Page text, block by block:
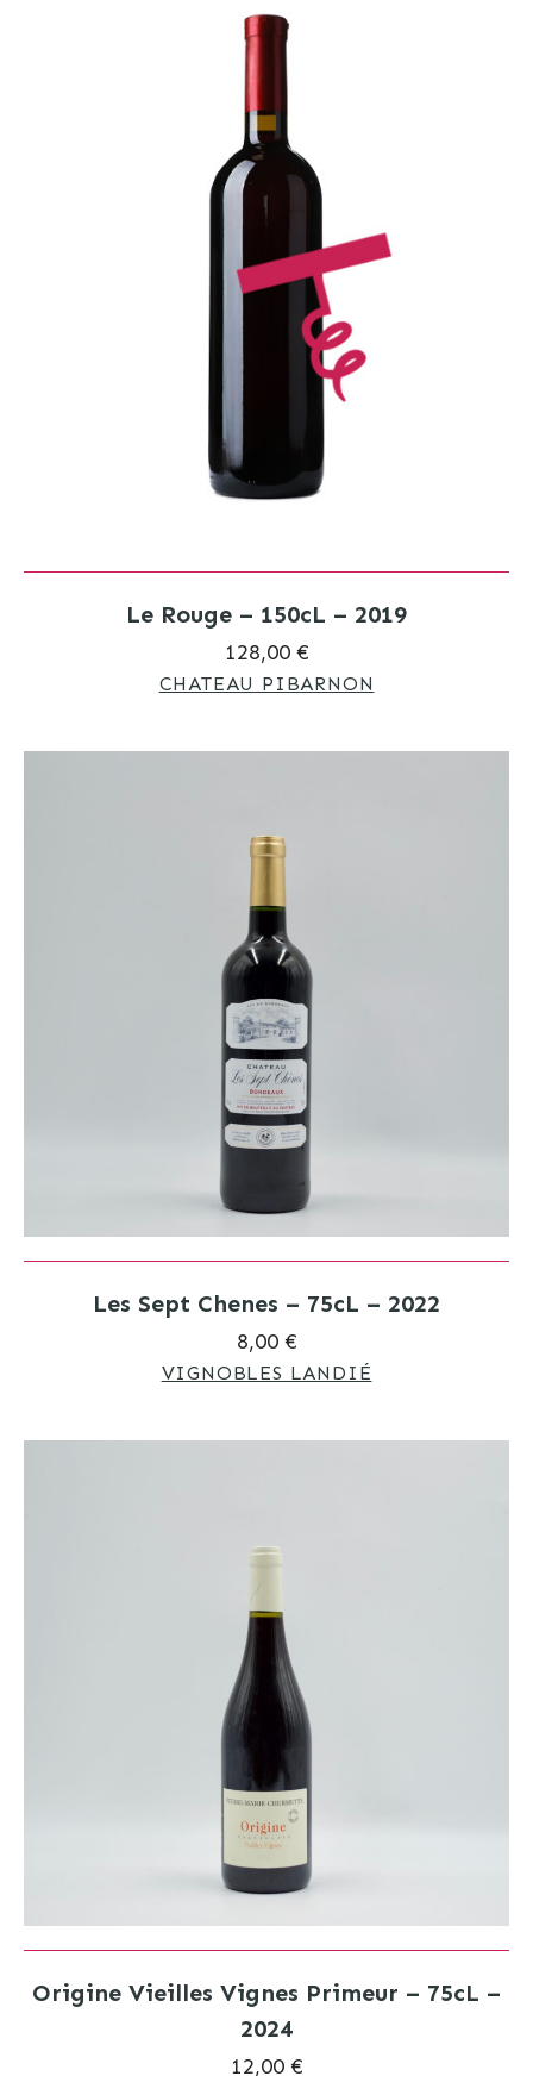
Le Rouge – 150cL – 2019
128,00 €
CHATEAU PIBARNON
Les Sept Chenes – 75cL – 2022
8,00 €
VIGNOBLES LANDIÉ
Origine Vieilles Vignes Primeur – 75cL –
2024
12,00 €